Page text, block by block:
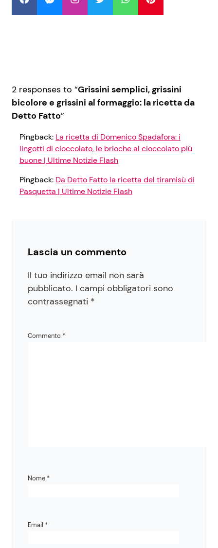
2 responses to “Grissini semplici, grissini
bicolore e grissini al formaggio: la ricetta da
Detto Fatto”
Pingback: La ricetta di Domenico Spadafora: i
lingotti di cioccolato, le brioche al cioccolato più
buone | Ultime Notizie Flash
Pingback: Da Detto Fatto la ricetta del tiramisù di
Pasquetta | Ultime Notizie Flash
Lascia un commento
Il tuo indirizzo email non sarà
pubblicato. I campi obbligatori sono
contrassegnati *
Commento *
Nome *
Email *